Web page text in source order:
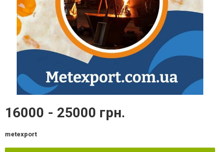
16000 - 25000 грн.
metexport